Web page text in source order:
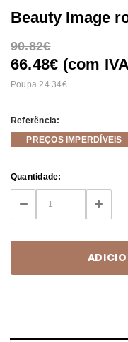
Beauty Image
90.82
66.48€ (com
Poupa 24.34
Referência:
PREÇOS IMPERDÍVEIS
Current
Stock:
Quantidade:
DECREASE
QUANTITY: